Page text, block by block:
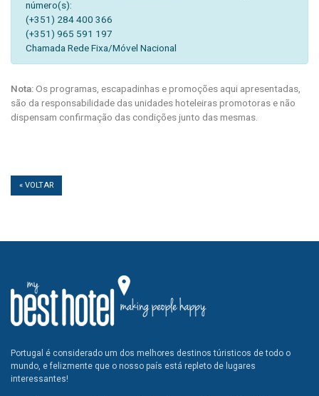
número(s):
(+351) 284 400 366
(+351) 965 591 197
Chamada Rede Fixa/Móvel Nacional
Nota:Os programas, escapadinhas e promoções aqui apresentadas,
são da responsabilidade das unidades hoteleiras promotoras e não
dispensam confirmação das condições junto das mesmas.
« VOLTAR
Portugal é considerado um dos melhores destinos túristicos de todo o
mundo, e felizmente que o nosso país está repleto de lugares
interessantes!